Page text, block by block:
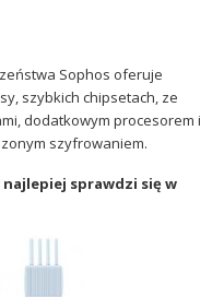
Sophos oferuje
szybkich chipsetach, ze
dodatkowym procesorem i
szyfrowaniem.
sprawdzi się w